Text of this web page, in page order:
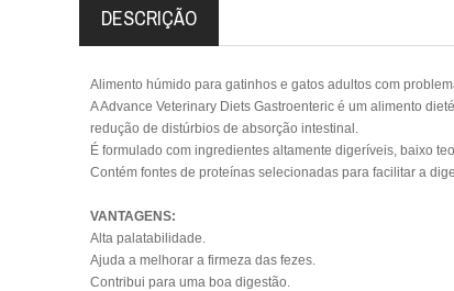
DESCRIÇÃO
Alimento húmido para gatinhos e gatos adultos com
A Advance Veterinary Diets Gastroenteric é um alimento
redução de distúrbios de absorção intestinal.
É formulado com ingredientes altamente digeríveis, baixo
Contém fontes de proteínas selecionadas para facilitar a
VANTAGENS:
Alta palatabilidade.
Ajuda a melhorar a firmeza das fezes.
Contribui para uma boa digestão.